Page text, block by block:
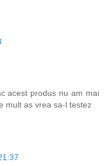
acest produs nu am mai
mult as vrea sa-l testez